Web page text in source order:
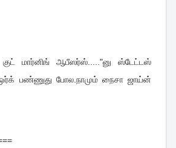
மார்னிங் ஆபீஸர்ஸ்....."னு ஸ்டேட்டஸ்
ஒர்க் பண்ணுது போல.நாமும் நைசா ஜாய்ன்